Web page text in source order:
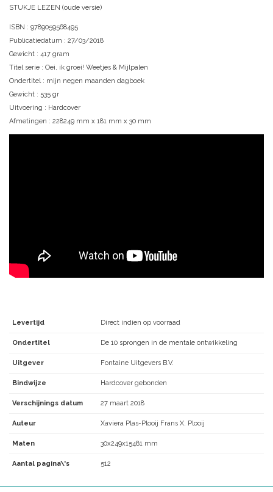
STUKJE LEZEN (oude versie)
ISBN : 9789059568495
Publicatiedatum : 27/03/2018
Gewicht : 417 gram
Titel serie : Oei, ik groei! Weetjes & Mijlpalen
Ondertitel : mijn negen maanden dagboek
Gewicht : 535 gr
Uitvoering : Hardcover
Afmetingen : 228249 mm x 181 mm x 30 mm
Levertijd Direct indien op voorraad
Ondertitel De 10 sprongen in de mentale ontwikkeling
Uitgever Fontaine Uitgevers B.V.
Bindwijze Hardcover gebonden
Verschijnings datum 27 maart 2018
Auteur Xaviera Plas-Plooij Frans X. Plooij
Maten 30x249x15481 mm
Aantal pagina\'s 512